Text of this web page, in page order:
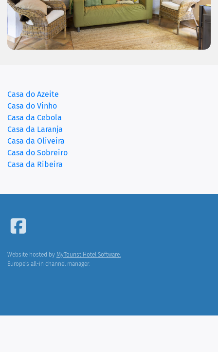
Casa do Azeite
Casa do Vinho
Casa da Cebola
Casa da Laranja
Casa da Oliveira
Casa do Sobreiro
Casa da Ribeira
Website hosted by MyTourist Hotel Software.
Europe's all-in channel manager.